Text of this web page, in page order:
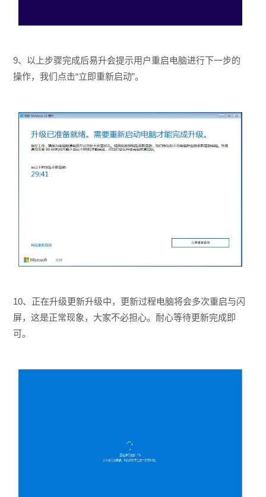
9、以上步骤完成后易升会提示用户重启电脑进行下一步的
操作，我们点击“立即重新启动”。
10、正在升级更新升级中，更新过程电脑将会多次重启与闪
屏，这是正常现象，大家不必担心。耐心等待更新完成即
可。